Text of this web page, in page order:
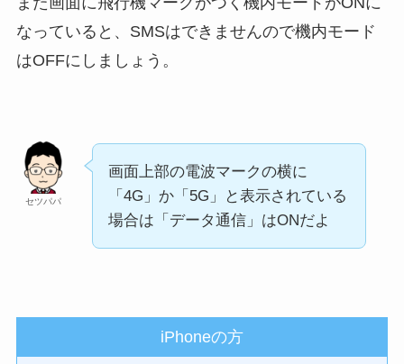
なっていると、SMSはできませんので機内モード
はOFFにしましょう。
セツパパ
画面上部の電波マークの横に
「4G」か「5G」と表示されている
場合は「データ通信」はONだよ
iPhoneの方